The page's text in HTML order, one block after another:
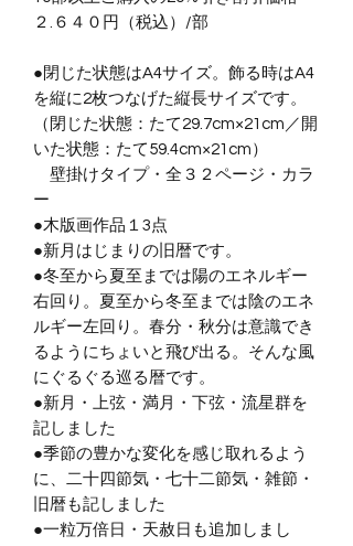
２.６４０円（税込）/部
●閉じた状態はA4サイズ。飾る時はA4
を縦に2枚つなげた縦長サイズです。
（閉じた状態：たて29.7cm×21cm／開
いた状態：たて59.4cm×21cm）
壁掛けタイプ・全３２ページ・カラ
ー
●木版画作品１3点
●新月はじまりの旧暦です。
●冬至から夏至までは陽のエネルギー
右回り。夏至から冬至までは陰のエネ
ルギー左回り。春分・秋分は意識でき
るようにちょいと飛び出る。そんな風
にぐるぐる巡る暦です。
●新月・上弦・満月・下弦・流星群を
記しました
●季節の豊かな変化を感じ取れるよう
に、二十四節気・七十二節気・雑節・
旧暦も記しました
●一粒万倍日・天赦日も追加しまし